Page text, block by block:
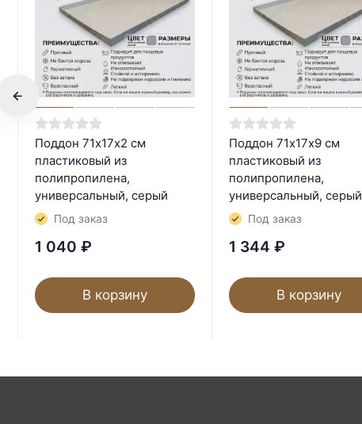
Поддон 71х17х2 см
пластиковый из
полипропилена,
универсальный, серый
Под заказ
1 040 ₽
В корзину
Поддон 71х17х9 см
пластиковый из
полипропилена,
универсальный, серый
Под заказ
1 344 ₽
В корзину